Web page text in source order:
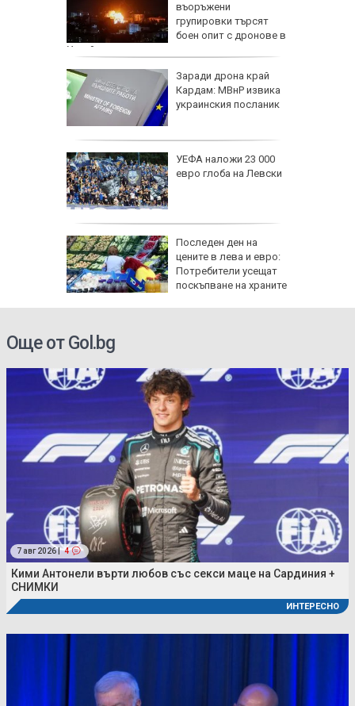
въоръжени
групировки търсят
боен опит с дронове в
Украйна
Заради дрона край
Кардам: МВнР извика
украинския посланик
УЕФА наложи 23 000
евро глоба на Левски
Последен ден на
цените в лева и евро:
Потребители усещат
поскъпване на храните
Още от Gol.bg
7 авг 2026 | 4
Кими Антонели върти любов със секси маце на Сардиния +
СНИМКИ
ИНТЕРЕСНО